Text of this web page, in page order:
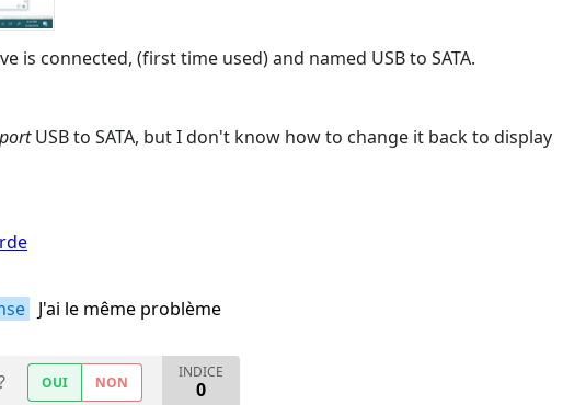
is connected, (first time used) and named USB to SATA.
portUSB to SATA, but I don't know how to change it back to display
J'ai le même problème
OUI NON
INDICE
0